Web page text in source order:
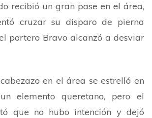
recibió un gran pase en el área,
cruzar su disparo de pierna
portero Bravo alcanzó a desviar
en el área se estrelló en
elemento queretano, pero el
que no hubo intención y dejó